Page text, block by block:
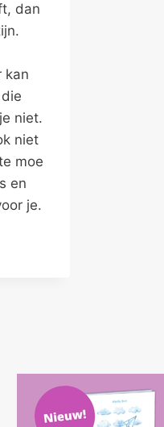
dan
kan
niet.
niet
moe
en
je.